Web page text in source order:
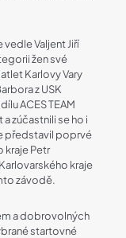
Valjent Jiří
žen své
Karlovy Vary
z USK
ACES TEAM
zúčastnili se ho i
představil poprvé
kraje Petr
kraje
závodě.
a dobrovolných
startovné